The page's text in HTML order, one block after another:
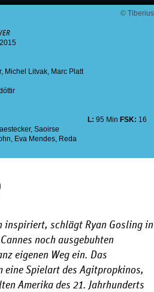
© Tiberius
, Michel Litvak, Marc Platt
L: 95 Min FSK: 16
, Saoirse
, Eva Mendes, Reda
inspiriert, schlägt Ryan Gosling in
noch ausgebuhten
eigenen Weg ein. Das
eine Spielart des Agitpropkinos,
Amerika des 21. Jahrhunderts